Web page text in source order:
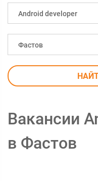
Android developer
Фастов
Вакансии
в Фастов